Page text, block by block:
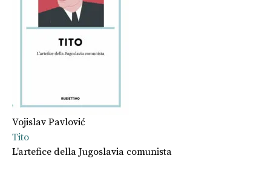
Vojislav Pavlović
Tito
L’artefice della Jugoslavia comunista